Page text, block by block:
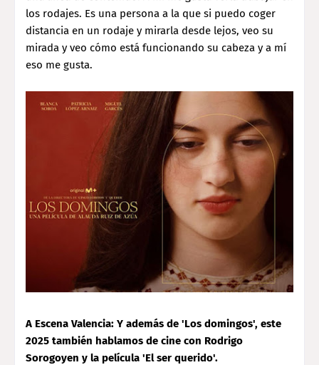
los rodajes. Es una persona a la que si puedo coger
distancia en un rodaje y mirarla desde lejos, veo su
mirada y veo cómo está funcionando su cabeza y a mí
eso me gusta.
A Escena Valencia: Y además de 'Los domingos', este
2025 también hablamos de cine con Rodrigo
Sorogoyen y la película 'El ser querido'.